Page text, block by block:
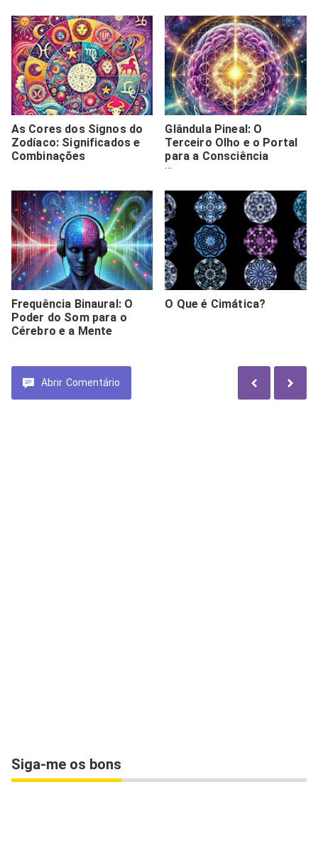
As Cores dos Signos do
Zodíaco: Significados e
Combinações
Glândula Pineal: O
Terceiro Olho e o Portal
para a Consciência
Superior
Frequência Binaural: O
Poder do Som para o
Cérebro e a Mente
O Que é Cimática?
Abrir Comentário
Siga-me os bons